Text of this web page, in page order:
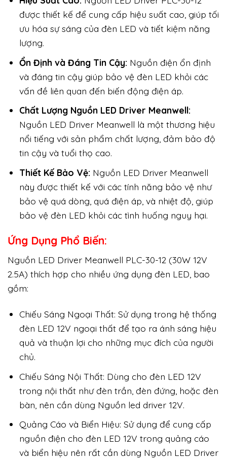
được thiết kế để cung cấp hiệu suất cao, giúp tối
ưu hóa sự sáng của đèn LED và tiết kiệm năng
lượng.
Ổn Định và Đáng Tin Cậy: Nguồn điện ổn định
và đáng tin cậy giúp bảo vệ đèn LED khỏi các
vấn đề liên quan đến biến động điện áp.
Chất Lượng Nguồn LED Driver Meanwell:
Nguồn LED Driver Meanwell là một thương hiệu
nổi tiếng với sản phẩm chất lượng, đảm bảo độ
tin cậy và tuổi thọ cao.
Thiết Kế Bảo Vệ: Nguồn LED Driver Meanwell
này được thiết kế với các tính năng bảo vệ như
bảo vệ quá dòng, quá điện áp, và nhiệt độ, giúp
bảo vệ đèn LED khỏi các tình huống nguy hại.
Ứng Dụng Phổ Biến:
Nguồn LED Driver Meanwell PLC-30-12 (30W 12V
2.5A) thích hợp cho nhiều ứng dụng đèn LED, bao
gồm:
Chiếu Sáng Ngoại Thất: Sử dụng trong hệ thống
đèn LED 12V ngoại thất để tạo ra ánh sáng hiệu
quả và thuận lợi cho những mục đích của người
chủ.
Chiếu Sáng Nội Thất: Dùng cho đèn LED 12V
trong nội thất như đèn trần, đèn đứng, hoặc đèn
bàn, nên cần dùng Nguồn led driver 12V.
Quảng Cáo và Biển Hiệu: Sử dụng để cung cấp
nguồn điện cho đèn LED 12V trong quảng cáo
và biển hiệu nên rất cần dùng Nguồn LED Driver